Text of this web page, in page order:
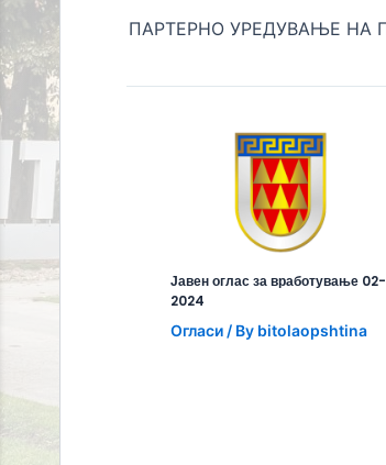
Јавен оглас за вработување 02-
2024
Огласи / By bitolaopshtina